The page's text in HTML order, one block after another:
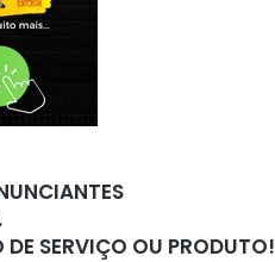
DE SERVIÇO OU PRODUTO!